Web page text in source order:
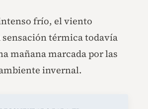
frío, el viento
térmica todavía
mañana marcada por las
invernal.